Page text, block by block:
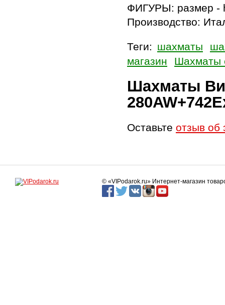
ФИГУРЫ: размер -
Производство:
Теги: шахматы
магазин
Шахматы
Шахматы
Оставьте отзыв об
© «VIPodarok.ru» Интернет-магазин